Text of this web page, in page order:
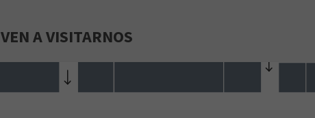
VEN A VISITARNOS